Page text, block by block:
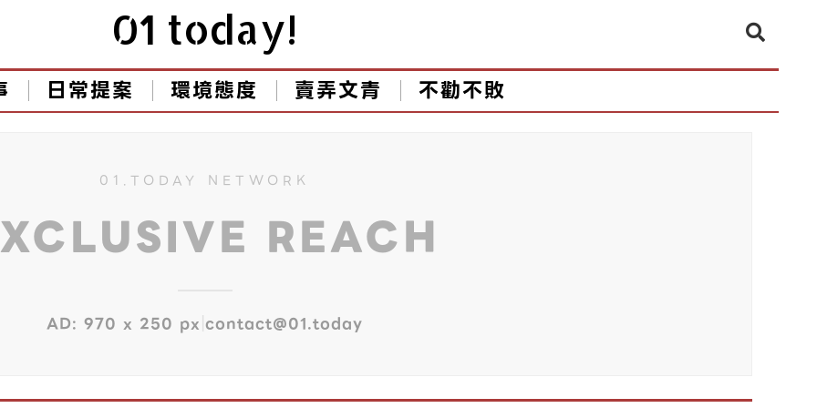
01 today!
日常提案 環境態度 賣弄文青 不勸不敗
01.TODAY NETWORK
REACH
AD: 970 x 250 px|contact@01.today